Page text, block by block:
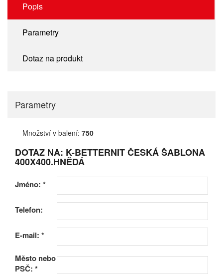
Popis
Parametry
Dotaz na produkt
Parametry
Množství v balení: 750
DOTAZ NA: K-BETTERNIT ČESKÁ ŠABLONA
400X400.HNĚDÁ
Jméno: *
Telefon:
E-mail: *
Město nebo
PSČ: *